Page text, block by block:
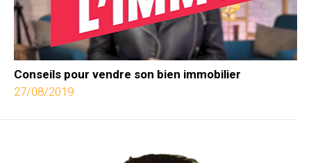
Conseils pour vendre son bien immobilier
27/08/2019